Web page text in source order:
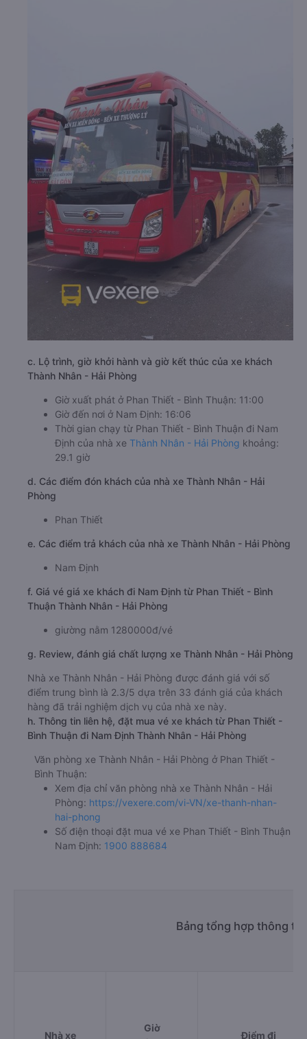
c. Lộ trình, giờ khởi hành và giờ kết thúc của xe khách
Thành Nhân - Hải Phòng
Giờ xuất phát ở Phan Thiết - Bình Thuận: 11:00
Giờ đến nơi ở Nam Định: 16:06
Thời gian chạy từ Phan Thiết - Bình Thuận đi Nam
Định của nhà xe Thành Nhân - Hải Phòng khoảng:
29.1 giờ
d. Các điểm đón khách của nhà xe Thành Nhân - Hải
Phòng
Phan Thiết
e. Các điểm trả khách của nhà xe Thành Nhân - Hải Phòng
Nam Định
f. Giá vé giá xe khách đi Nam Định từ Phan Thiết - Bình
Thuận Thành Nhân - Hải Phòng
giường nằm 1280000đ/vé
g. Review, đánh giá chất lượng xe Thành Nhân - Hải Phòng
Nhà xe Thành Nhân - Hải Phòng được đánh giá với số
điểm trung bình là 2.3/5 dựa trên 33 đánh giá của khách
hàng đã trải nghiệm dịch vụ của nhà xe này.
h. Thông tin liên hệ, đặt mua vé xe khách từ Phan Thiết -
Bình Thuận đi Nam Định Thành Nhân - Hải Phòng
Văn phòng xe Thành Nhân - Hải Phòng ở Phan Thiết -
Bình Thuận:
Xem địa chỉ văn phòng nhà xe Thành Nhân - Hải
Phòng: https://vexere.com/vi-VN/xe-thanh-nhan-
hai-phong
Số điện thoại đặt mua vé xe Phan Thiết - Bình Thuận
Nam Định: 1900 888684
Bảng tổng hợp thông
Nhà xe
Giờ
Điểm đi